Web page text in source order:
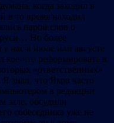
когда заходил в
в то время находил
парой слов о
Но более
у нас в июле или августе
кое-что реформировать в
«ответственных»
знал, что Яков часто
в редакции
зале, обсудили
собеседника уже не